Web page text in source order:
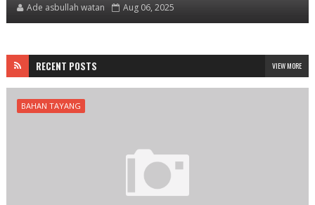
Ade asbullah watan Aug 06, 2025
RECENT POSTS VIEW MORE
BAHAN TAYANG